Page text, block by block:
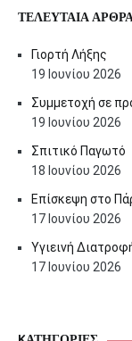
ΤΕΛΕΥΤΑΊΑ
Γιορτή Λήξης
19 Ιουνίου 2026
Συμμετοχή σε
19 Ιουνίου 2026
Σπιτικό Παγωτό
18 Ιουνίου 2026
Επίσκεψη στο
17 Ιουνίου 2026
Υγιεινή
17 Ιουνίου 2026